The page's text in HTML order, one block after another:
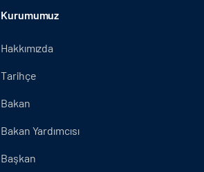
Kurumumuz
Hakkımızda
Tarihçe
Bakan
Bakan Yardımcısı
Başkan